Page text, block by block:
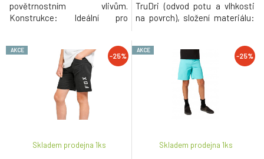
povětrnostním vlivům.
Konstrukce: Ideální pro
ochranu před větrem a
pronikání vody. Prodyšné panely
v oblasti zad a podpaží
poskytují dobrý odvod tepla.
TruDri (odvod potu a vlhkosti
na povrch), složení materiálu:
Odolný potisk Fox na hrudi.
AKCE
-25%
Skladem prodejna 1ks
AKCE
-25%
Skladem prodejna 1ks